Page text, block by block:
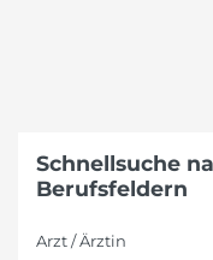
Schnellsuche
Berufsfeldern
Arzt / Ärztin